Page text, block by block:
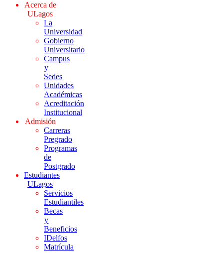
Acerca de
ULagos
La
Universidad
Gobierno
Universitario
Campus
y
Sedes
Unidades
Académicas
Acreditación
Institucional
Admisión
Carreras
Pregrado
Programas
de
Postgrado
Estudiantes
ULagos
Servicios
Estudiantiles
Becas
y
Beneficios
IDelfos
Matrícula